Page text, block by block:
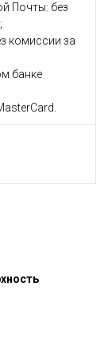
Почты: без
комиссии за
банке